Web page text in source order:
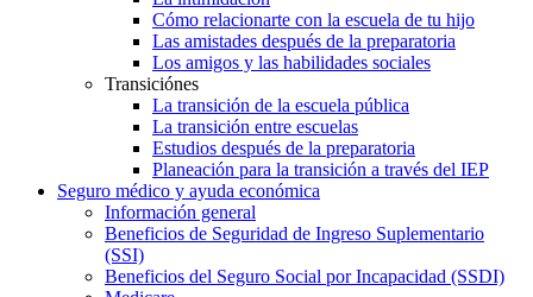
Cómo relacionarte con la escuela de tu hijo
Las amistades después de la preparatoria
Los amigos y las habilidades sociales
Transiciónes
La transición de la escuela pública
La transición entre escuelas
Estudios después de la preparatoria
Planeación para la transición a través del IEP
Seguro médico y ayuda económica
Información general
Beneficios de Seguridad de Ingreso Suplementario
(SSI)
Beneficios del Seguro Social por Incapacidad (SSDI)